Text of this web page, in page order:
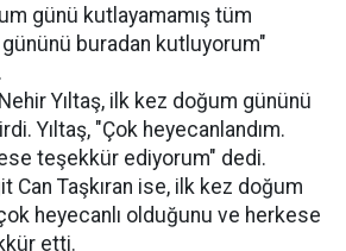
günü kutlayamamış tüm
buradan kutluyorum"
Yıltaş, ilk kez doğum gününü
Yıltaş, "Çok heyecanlandım.
teşekkür ediyorum" dedi.
Can Taşkıran ise, ilk kez doğum
çok heyecanlı olduğunu ve herkese
etti.